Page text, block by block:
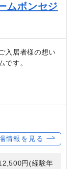
ムボンセジ
入居者様の想い
です。
情報を見る
円(経験年